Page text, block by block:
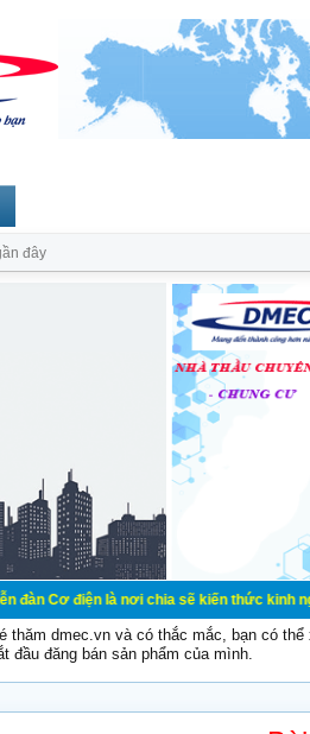
là nơi chia sẽ kiến thức kinh nghiệm
thăm dmec.vn và có thắc mắc, bạn có
đầu đăng bán sản phẩm của mình.
đây